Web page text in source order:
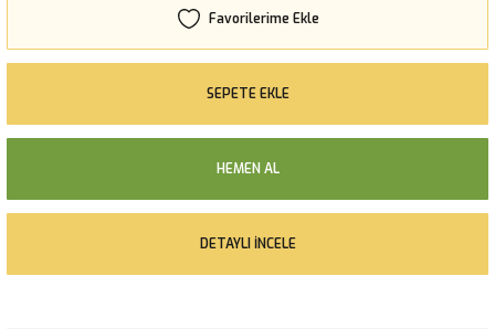
SEPETE EKLE
HEMEN AL
DETAYLI İNCELE